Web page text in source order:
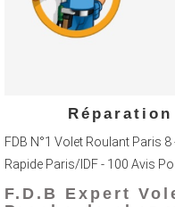
FDB N°1 Volet Roulant Paris
Rapide Paris/IDF - 100 Avis
F.D.B Expert